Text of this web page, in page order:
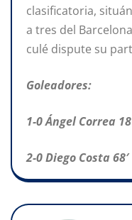
clasificatoria,
a tres del
culé dispute su
Goleadores:
1-0 Ángel Correa
2-0 Diego Costa 68′